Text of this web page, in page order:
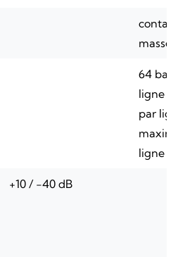
masse
64
ligne /
par
ligne
+10 / -40 dB